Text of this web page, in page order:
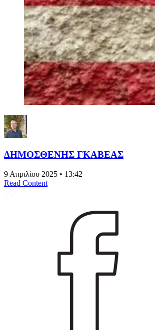
ΔΗΜΟΣΘΕΝΗΣ ΓΚΑΒΕΑΣ
9 Απριλίου 2025 • 13:42
Read Content